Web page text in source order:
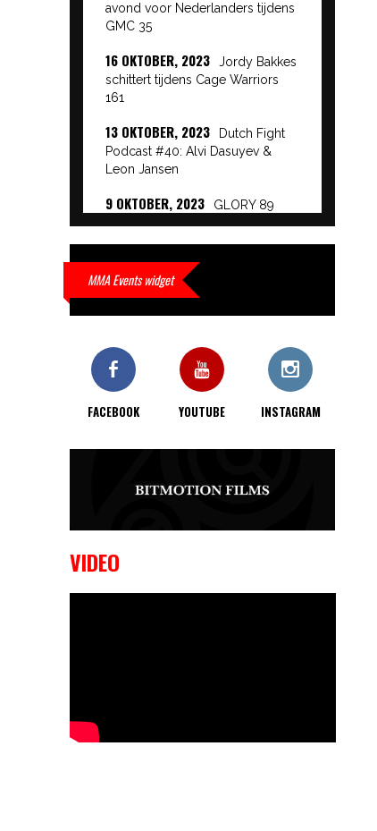
avond voor Nederlanders tijdens
GMC 35
16 OKTOBER, 2023
Jordy Bakkes
schittert tijdens Cage Warriors
161
13 OKTOBER, 2023
Dutch Fight
Podcast #40: Alvi Dasuyev &
Leon Jansen
9 OKTOBER, 2023
GLORY 89
Beatdown 9 Event Results
interviews hier
9 OKTOBER, 2023
Alvi Dasuyev
gemaakt is…
9 OKTOBER, 2023
CWA Lowlands 7
MMA Events widget
FACEBOOK YOUTUBE INSTAGRAM
VIDEO